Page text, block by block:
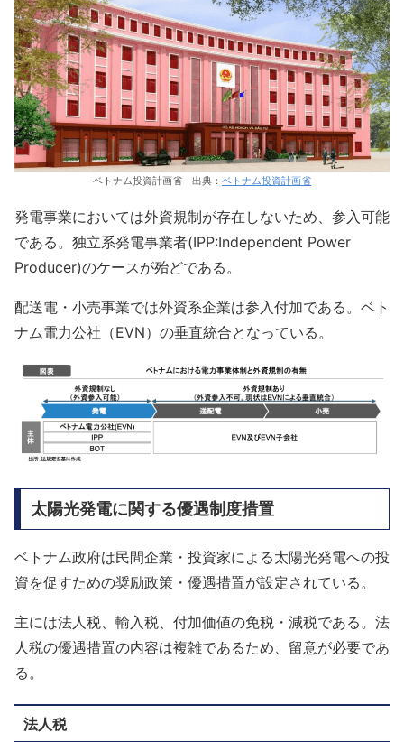
ベトナム投資計画省 出典： ベトナム投資計画省
発電事業においては外資規制が存在しないため、参入可能
である。独立系発電事業者(IPP:Independent Power
Producer)のケースが殆どである。
配送電・小売事業では外資系企業は参入付加である。ベト
ナム電力公社（EVN）の垂直統合となっている。
太陽光発電に関する優遇制度措置
ベトナム政府は民間企業・投資家による太陽光発電への投
資を促すための奨励政策・優遇措置が設定されている。
主には法人税、輸入税、付加価値の免税・減税である。法
人税の優遇措置の内容は複雑であるため、留意が必要であ
る。
法人税